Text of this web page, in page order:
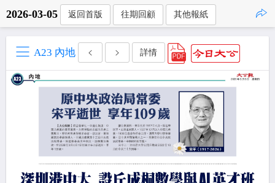
2026-03-05 返回首版 往期回顧 其他報紙
A23 內地 詳情